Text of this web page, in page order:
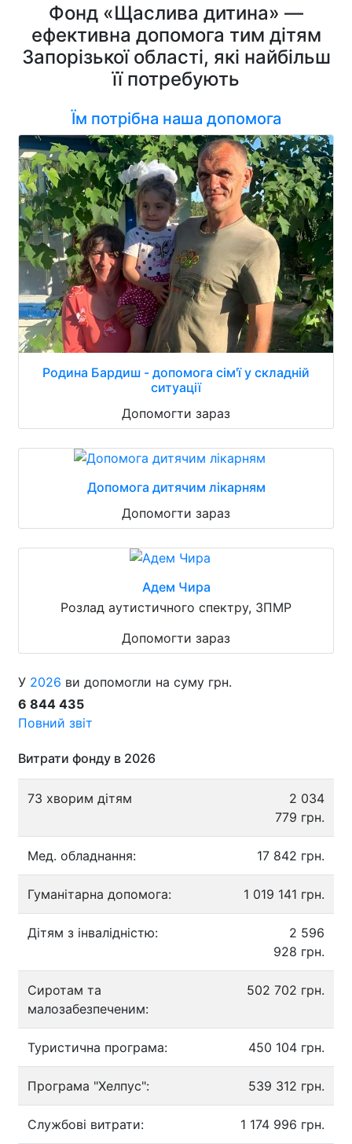
Фонд «Щаслива дитина» —
ефективна допомога тим дітям
Запорізької області, які найбільш
її потребують
Їм потрібна наша допомога
Родина Бардиш - допомога сім'ї у складній
ситуації
Допомогти зараз
Допомога дитячим лікарням
Допомогти зараз
Адем Чира
Розлад аутистичного спектру, ЗПМР
Допомогти зараз
У 2026 ви допомогли на суму грн.
6 844 435
Повний звіт
Витрати фонду в 2026
73 хворим дітям
2 034
779 грн.
Мед. обладнання: 17 842 грн.
Гуманітарна допомога: 1 019 141 грн.
Дітям з інвалідністю:
2 596
928 грн.
Сиротам та
малозабезпеченим:
502 702 грн.
Туристична програма: 450 104 грн.
Програма "Хелпус": 539 312 грн.
Службові витрати: 1 174 996 грн.